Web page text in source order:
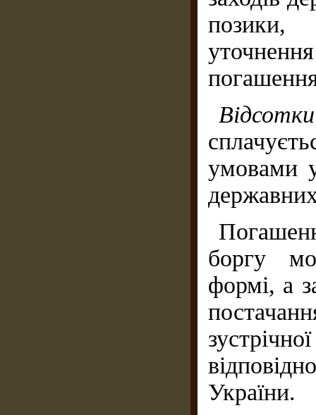
позики,
умовами
боргу
формі, а
України.